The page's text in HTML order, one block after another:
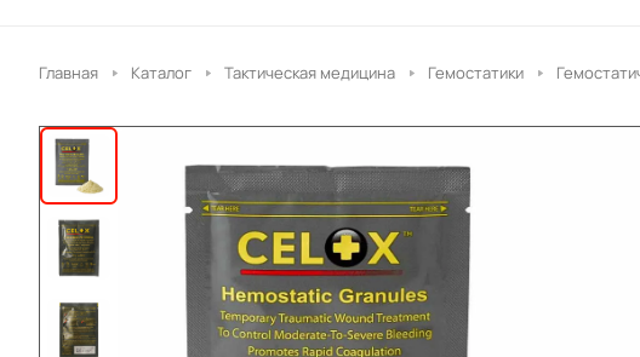
Главная Каталог Тактическая медицина Гемостатики